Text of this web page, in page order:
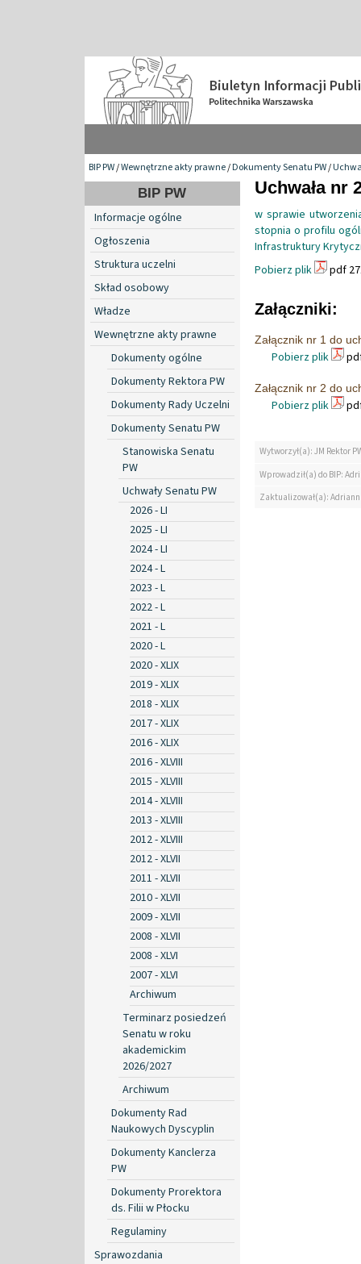
BIP PW/Wewnętrzne akty prawne/Dokumenty Senatu PW/
BIP PW
Informacje ogólne
Ogłoszenia
Struktura uczelni
Skład osobowy
Władze
Wewnętrzne akty prawne
Dokumenty ogólne
Dokumenty Rektora PW
Dokumenty Rady Uczelni
Dokumenty Senatu PW
Stanowiska Senatu
PW
Uchwały Senatu PW
2026 - LI
2025 - LI
2024 - LI
2024 - L
2023 - L
2022 - L
2021 - L
2020 - L
2020 - XLIX
2019 - XLIX
2018 - XLIX
2017 - XLIX
2016 - XLIX
2016 - XLVIII
2015 - XLVIII
2014 - XLVIII
2013 - XLVIII
2012 - XLVIII
2012 - XLVII
2011 - XLVII
2010 - XLVII
2009 - XLVII
2008 - XLVII
2008 - XLVI
2007 - XLVI
Archiwum
Terminarz posiedzeń
Senatu w roku
akademickim
2026/2027
Archiwum
Dokumenty Rad
Naukowych Dyscyplin
Dokumenty Kanclerza
PW
Dokumenty Prorektora
ds. Filii w Płocku
Regulaminy
Sprawozdania
Uchwała nr
w sprawie
stopnia o profilu
Infrastruktury
Pobierz plik
pdf
Załączniki:
Załącznik nr 1 do
Pobierz plik
Załącznik nr 2 do
Pobierz plik
Wytworzył(a): JM Rektor
Wprowadził(a) do BIP:
Zaktualizował(a):